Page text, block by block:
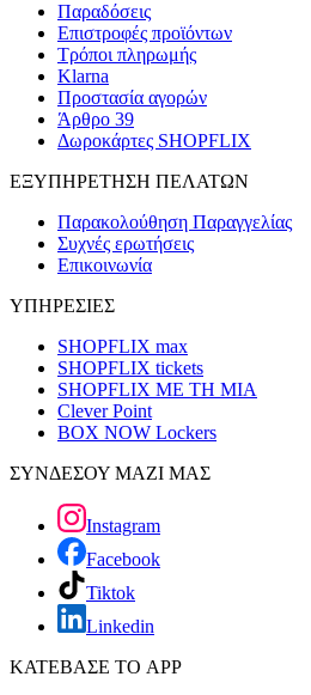
Παραδόσεις
Επιστροφές προϊόντων
Τρόποι πληρωμής
Klarna
Προστασία αγορών
Άρθρο 39
Δωροκάρτες SHOPFLIX
ΕΞΥΠΗΡΕΤΗΣΗ ΠΕΛΑΤΩΝ
Παρακολούθηση Παραγγελίας
Συχνές ερωτήσεις
Επικοινωνία
ΥΠΗΡΕΣΙΕΣ
SHOPFLIX max
SHOPFLIX tickets
SHOPFLIX ΜΕ ΤΗ ΜΙΑ
Clever Point
BOX NOW Lockers
ΣΥΝΔΕΣΟΥ ΜΑΖΙ ΜΑΣ
Instagram
Facebook
Tiktok
Linkedin
ΚΑΤΕΒΑΣΕ ΤΟ APP